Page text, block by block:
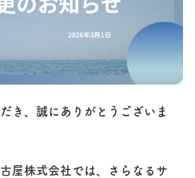
き、誠にありがとうございま
屋株式会社では、さらなるサ